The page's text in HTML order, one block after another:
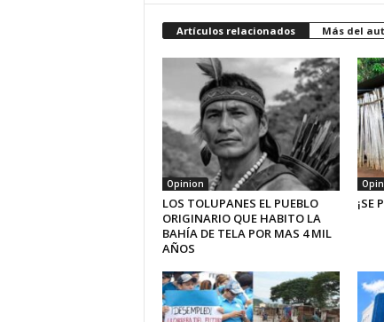
Artículos relacionados Más del
Opinion
LOS TOLUPANES EL PUEBLO
ORIGINARIO QUE HABITO LA
BAHÍA DE TELA POR MAS 4 MIL
AÑOS
¡SE